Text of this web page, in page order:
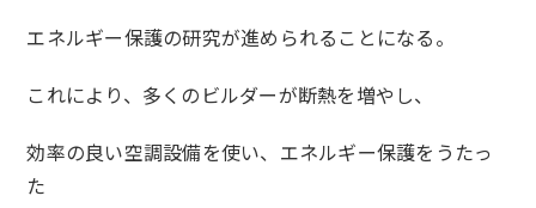
エネルギー保護の研究が進められることになる。
これにより、多くのビルダーが断熱を増やし、
効率の良い空調設備を使い、エネルギー保護をうたっ
た